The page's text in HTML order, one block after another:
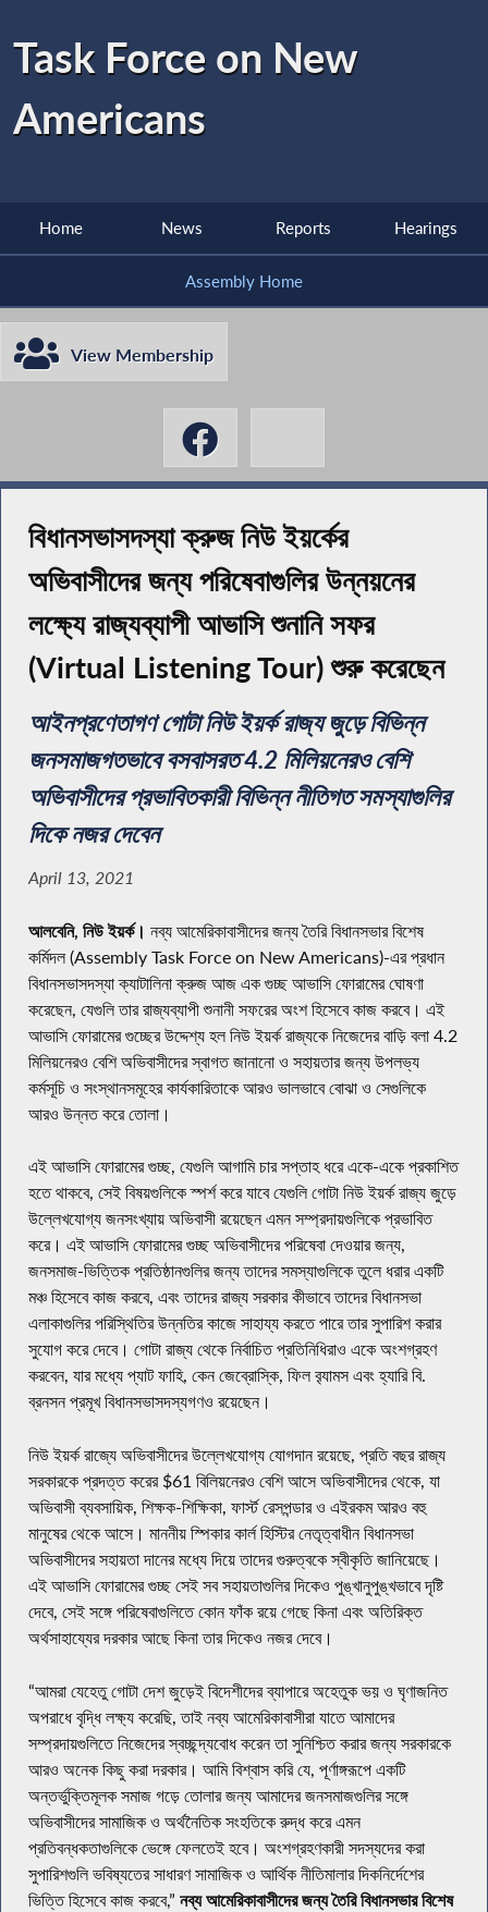
Task Force on New
Americans
Home News Reports Hearings
Assembly Home
View Membership
বিধানসভাসদস্যা ক্রুজ নিউ ইয়র্কের
অভিবাসীদের জন্য পরিষেবাগুলির উন্নয়নের
লক্ষ্যে রাজ্যব্যাপী আভাসি শুনানি সফর
(Virtual Listening Tour) শুরু করেছেন
আইনপ্রণেতাগণ গোটা নিউ ইয়র্ক রাজ্য জুড়ে বিভিন্ন
জনসমাজগতভাবে বসবাসরত 4.2 মিলিয়নেরও বেশি
অভিবাসীদের প্রভাবিতকারী বিভিন্ন নীতিগত সমস্যাগুলির
দিকে নজর দেবেন
April 13, 2021
আলবেনি, নিউ ইয়র্ক। নব্য আমেরিকাবাসীদের জন্য তৈরি বিধানসভার বিশেষ
কর্মিদল (Assembly Task Force on New Americans)-এর প্রধান
বিধানসভাসদস্যা ক্যাটালিনা ক্রুজ আজ এক গুচ্ছ আভাসি ফোরামের ঘোষণা
করেছেন, যেগুলি তার রাজ্যব্যাপী শুনানী সফরের অংশ হিসেবে কাজ করবে। এই
আভাসি ফোরামের গুচ্ছের উদ্দেশ্য হল নিউ ইয়র্ক রাজ্যকে নিজেদের বাড়ি বলা 4.2
মিলিয়নেরও বেশি অভিবাসীদের স্বাগত জানানো ও সহায়তার জন্য উপলভ্য
কর্মসূচি ও সংস্থানসমূহের কার্যকারিতাকে আরও ভালভাবে বোঝা ও সেগুলিকে
আরও উন্নত করে তোলা।
এই আভাসি ফোরামের গুচ্ছ, যেগুলি আগামি চার সপ্তাহ ধরে একে-একে প্রকাশিত
হতে থাকবে, সেই বিষয়গুলিকে স্পর্শ করে যাবে যেগুলি গোটা নিউ ইয়র্ক রাজ্য জুড়ে
উল্লেখযোগ্য জনসংখ্যায় অভিবাসী রয়েছেন এমন সম্প্রদায়গুলিকে প্রভাবিত
করে। এই আভাসি ফোরামের গুচ্ছ অভিবাসীদের পরিষেবা দেওয়ার জন্য,
জনসমাজ-ভিত্তিক প্রতিষ্ঠানগুলির জন্য তাদের সমস্যাগুলিকে তুলে ধরার একটি
মঞ্চ হিসেবে কাজ করবে, এবং তাদের রাজ্য সরকার কীভাবে তাদের বিধানসভা
এলাকাগুলির পরিস্থিতির উন্নতির কাজে সাহায্য করতে পারে তার সুপারিশ করার
সুযোগ করে দেবে। গোটা রাজ্য থেকে নির্বাচিত প্রতিনিধিরাও একে অংশগ্রহণ
করবেন, যার মধ্যে প্যাট ফাহি, কেন জেব্রোস্কি, ফিল ব়্যামস এবং হ্যারি বি.
ব্রনসন প্রমূখ বিধানসভাসদস্যগণও রয়েছেন।
নিউ ইয়র্ক রাজ্যে অভিবাসীদের উল্লেখযোগ্য যোগদান রয়েছে, প্রতি বছর রাজ্য
সরকারকে প্রদত্ত করের $61 বিলিয়নেরও বেশি আসে অভিবাসীদের থেকে, যা
অভিবাসী ব্যবসায়িক, শিক্ষক-শিক্ষিকা, ফার্স্ট রেসপন্ডার ও এইরকম আরও বহু
মানুষের থেকে আসে। মাননীয় স্পিকার কার্ল হিস্টির নেতৃত্বাধীন বিধানসভা
অভিবাসীদের সহায়তা দানের মধ্যে দিয়ে তাদের গুরুত্বকে স্বীকৃতি জানিয়েছে।
এই আভাসি ফোরামের গুচ্ছ সেই সব সহায়তাগুলির দিকেও পুঙ্খানুপুঙ্খভাবে দৃষ্টি
দেবে, সেই সঙ্গে পরিষেবাগুলিতে কোন ফাঁক রয়ে গেছে কিনা এবং অতিরিক্ত
অর্থসাহায্যের দরকার আছে কিনা তার দিকেও নজর দেবে।
“আমরা যেহেতু গোটা দেশ জুড়েই বিদেশীদের ব্যাপারে অহেতুক ভয় ও ঘৃণাজনিত
অপরাধে বৃদ্ধি লক্ষ্য করেছি, তাই নব্য আমেরিকাবাসীরা যাতে আমাদের
সম্প্রদায়গুলিতে নিজেদের স্বচ্ছন্দ্যবোধ করেন তা সুনিশ্চিত করার জন্য সরকারকে
আরও অনেক কিছু করা দরকার। আমি বিশ্বাস করি যে, পূর্ণাঙ্গরূপে একটি
অন্তর্ভুক্তিমূলক সমাজ গড়ে তোলার জন্য আমাদের জনসমাজগুলির সঙ্গে
অভিবাসীদের সামাজিক ও অর্থনৈতিক সংহতিকে রুদ্ধ করে এমন
প্রতিবন্ধকতাগুলিকে ভেঙ্গে ফেলতেই হবে। অংশগ্রহণকারী সদস্যদের করা
সুপারিশগুলি ভবিষ্যতের সাধারণ সামাজিক ও আর্থিক নীতিমালার দিকনির্দেশের
ভিত্তি হিসেবে কাজ করবে,” নব্য আমেরিকাবাসীদের জন্য তৈরি বিধানসভার বিশেষ